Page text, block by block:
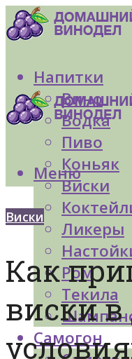
Напитки
Вино
Водка
Пиво
Коньяк
Виски
Ликеры
Ром
Текила
Самогон
Меню
Виски
Как
виски